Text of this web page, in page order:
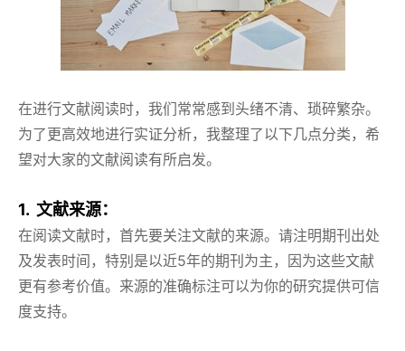
在进行文献阅读时，我们常常感到头绪不清、琐碎繁杂。
为了更高效地进行实证分析，我整理了以下几点分类，希
望对大家的文献阅读有所启发。
1. 文献来源：
在阅读文献时，首先要关注文献的来源。请注明期刊出处
及发表时间，特别是以近5年的期刊为主，因为这些文献
更有参考价值。来源的准确标注可以为你的研究提供可信
度支持。